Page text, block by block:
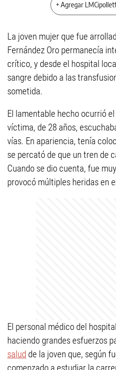
+ Agregar
La joven mujer que fue
Fernández Oro permanecía
crítico, y desde el hospital
sangre debido a las
sometida.
El lamentable hecho ocurrió
víctima, de 28 años,
vías. En apariencia, tenía
se percató de que un tren de
Cuando se dio cuenta, fue
provocó múltiples heridas en
El personal médico del
haciendo grandes esfuerzos
salud de la joven que, según